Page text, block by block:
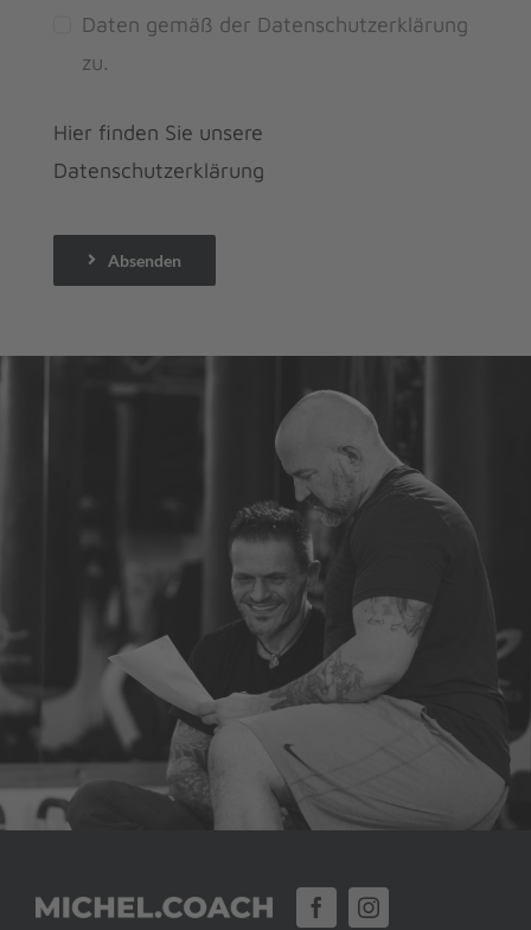
Daten gemäß der Datenschutzerklärung
zu.
Hier finden Sie unsere
Datenschutzerklärung
Absenden